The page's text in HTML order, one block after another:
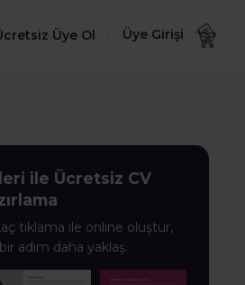
Üye Ol Üye Girişi
ile Ücretsiz CV
tıklama ile online oluştur,
adım daha yaklaş.